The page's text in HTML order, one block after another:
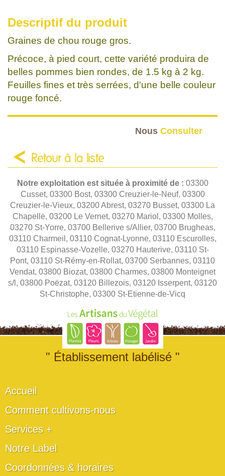
Descriptif du produit
Graines de chou rouge gros.
Précoce, à pied court, cette variété produira de
belles pommes bien rondes, de 1.5 kg à 2 kg.
Feuilles fines et très serrées, d'une belle couleur
rouge foncé.
Nous Consulter
Retour à la liste
Notre exploitation est située à proximité de : 03300
Cusset, 03300 Bost, 03300 Creuzier-le-Neuf, 03300
Creuzier-le-Vieux, 03200 Abrest, 03270 Busset, 03300 La
Chapelle, 03200 Le Vernet, 03270 Mariol, 03300 Molles,
03270 St-Yorre, 03700 Bellerive s/Allier, 03700 Brugheas,
03110 Charmeil, 03110 Cognat-Lyonne, 03110 Escurolles,
03110 Espinasse-Vozelle, 03270 Hauterive, 03110 St-
Pont, 03110 St-Rémy-en-Rollat, 03700 Serbannes, 03110
Vendat, 03800 Biozat, 03800 Charmes, 03800 Monteignet
s/l, 03800 Poëzat, 03120 Billezois, 03120 Isserpent, 03120
St-Christophe, 03300 St-Etienne-de-Vicq
" Établissement labélisé "
Accueil
Comment cultivons-nous
Services +
Notre Label
Coordonnées & horaires